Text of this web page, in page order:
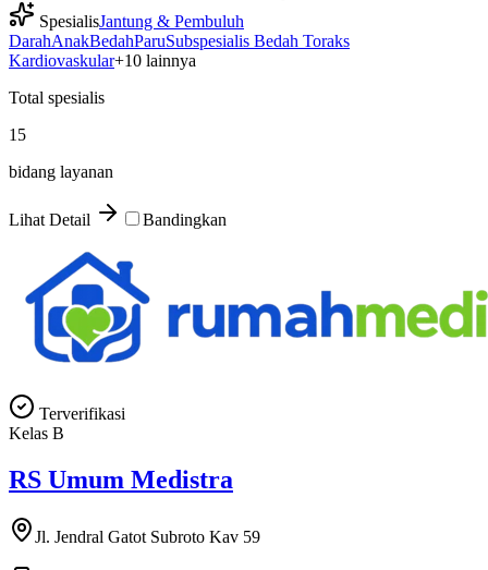
SpesialisJantung & Pembuluh
DarahAnakBedahParuSubspesialis Bedah Toraks
Kardiovaskular+10 lainnya
Total spesialis
15
bidang layanan
Lihat Detail Bandingkan
Terverifikasi
Kelas B
RS Umum Medistra
Jl. Jendral Gatot Subroto Kav 59